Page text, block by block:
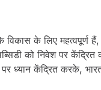
विकास के लिए
को निवेश पर
ध्यान केंद्रित करके,